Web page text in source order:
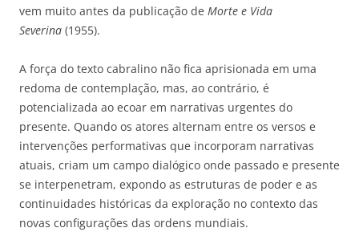
vem muito antes da publicação de Morte e Vida
Severina (1955).
A força do texto cabralino não fica aprisionada em uma
redoma de contemplação, mas, ao contrário, é
potencializada ao ecoar em narrativas urgentes do
presente. Quando os atores alternam entre os versos e
intervenções performativas que incorporam narrativas
atuais, criam um campo dialógico onde passado e presente
se interpenetram, expondo as estruturas de poder e as
continuidades históricas da exploração no contexto das
novas configurações das ordens mundiais.